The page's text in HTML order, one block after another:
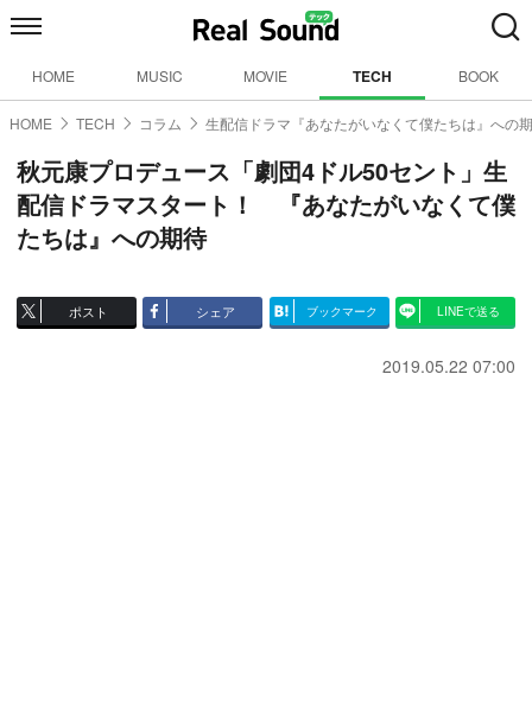
HOME MUSIC MOVIE TECH BOOK
HOME TECH コラム 生配信ドラマ『あなたがいなくて僕たちは』への
秋元康プロデュース「劇団4ドル50セント」生
配信ドラマスタート！ 『あなたがいなくて僕
たちは』への期待
ポスト シェア ブックマーク LINEで送る
2019.05.22 07:00